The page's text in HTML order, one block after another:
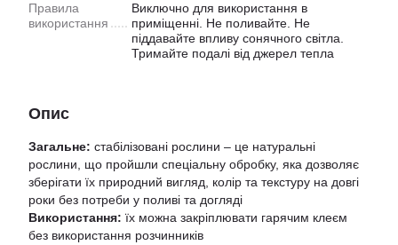
Правила
використання
Виключно для використання в
приміщенні. Не поливайте. Не
піддавайте впливу сонячного світла.
Тримайте подалі від джерел тепла
Опис
Загальне: стабілізовані рослини – це натуральні
рослини, що пройшли спеціальну обробку, яка дозволяє
зберігати їх природний вигляд, колір та текстуру на довгі
роки без потреби у поливі та догляді
Використання: їх можна закріплювати гарячим клеєм
без використання розчинників